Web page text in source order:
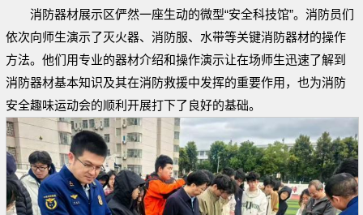
消防器材展示区俨然一座生动的微型“安全科技馆”。消防员们
依次向师生演示了灭火器、消防服、水带等关键消防器材的操作
方法。他们用专业的器材介绍和操作演示让在场师生迅速了解到
消防器材基本知识及其在消防救援中发挥的重要作用，也为消防
安全趣味运动会的顺利开展打下了良好的基础。